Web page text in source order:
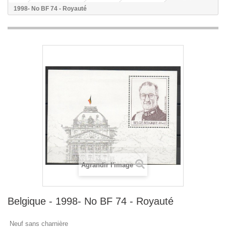
1998- No BF 74 - Royauté
Agrandir l'image
Belgique - 1998- No BF 74 - Royauté
Neuf sans charnière